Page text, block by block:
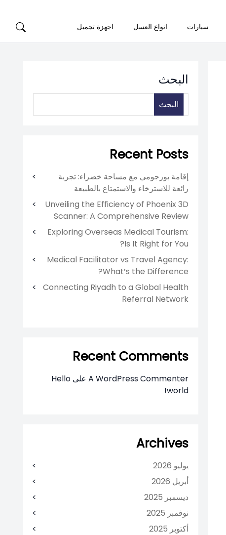
سيارات انواع العسل اجهزة تجميل
البحث
البحث
Recent Posts
إقامة بورجومي مع مساحة خضراء: تجربة
رائعة للاسترخاء والاستمتاع بالطبيعة
Unveiling the Efficiency of Phoenix 3D
Scanner: A Comprehensive Review
Exploring Overseas Medical Tourism:
Is It Right for You?
Medical Facilitator vs Travel Agency:
What’s the Difference?
Connecting Riyadh to a Global Health
Referral Network
Recent Comments
A WordPress Commenter على Hello
world!
Archives
يوليو 2026
أبريل 2026
ديسمبر 2025
نوفمبر 2025
أكتوبر 2025